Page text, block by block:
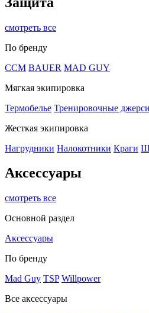
смотреть все
По бренду
CCM BAUER MAD GUY
Мягкая экипировка
Термобелье Тренировочные джерси
Жесткая экипировка
Нагрудники Налокотники Краги
Аксессуары
смотреть все
Основной раздел
Аксессуары
По бренду
Mad Guy TSP Willpower
Все аксессуары